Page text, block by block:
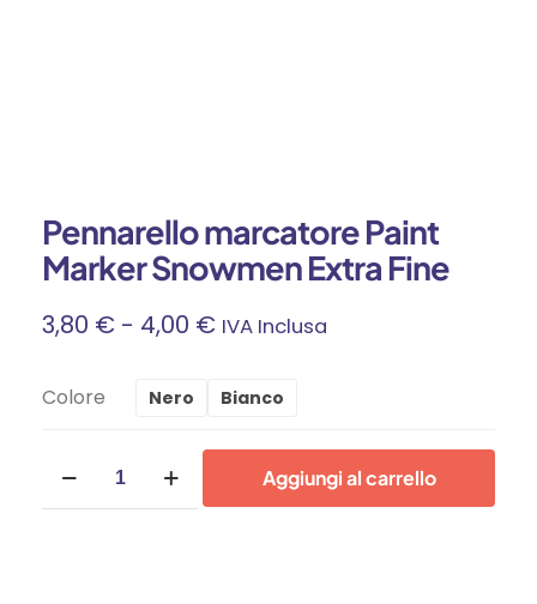
Pennarello marcatore Paint
Marker Snowmen Extra Fine
3,80 € - 4,00 €Fascia
IVA Inclusa
Colore Nero Bianco
marcatore
Paint
Aggiungi al carrello